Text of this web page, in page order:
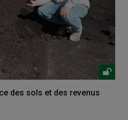
des sols et des revenus